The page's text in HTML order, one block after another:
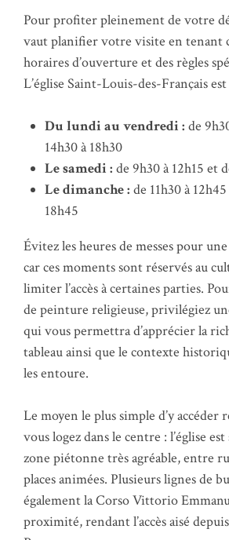
Pour profiter pleinement de votre
vaut planifier votre visite en tenant
horaires d’ouverture et des règles
L’église Saint-Louis-des-Français
Du lundi au vendredi : de
14h30 à 18h30
Le samedi : de 9h30 à 12h15 et
Le dimanche : de 11h30 à
18h45
Évitez les heures de messes pour
car ces moments sont réservés au
limiter l’accès à certaines parties.
de peinture religieuse, privilégiez
qui vous permettra d’apprécier la
tableau ainsi que le contexte
les entoure.
Le moyen le plus simple d’y accéder
vous logez dans le centre : l’église
zone piétonne très agréable, entre
places animées. Plusieurs lignes de
également la Corso Vittorio
proximité, rendant l’accès aisé